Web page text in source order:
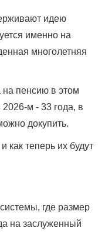
идею
именно на
многолетняя
на пенсию в этом
м - 33 года, в
докупить.
теперь их будут
где размер
на заслуженный